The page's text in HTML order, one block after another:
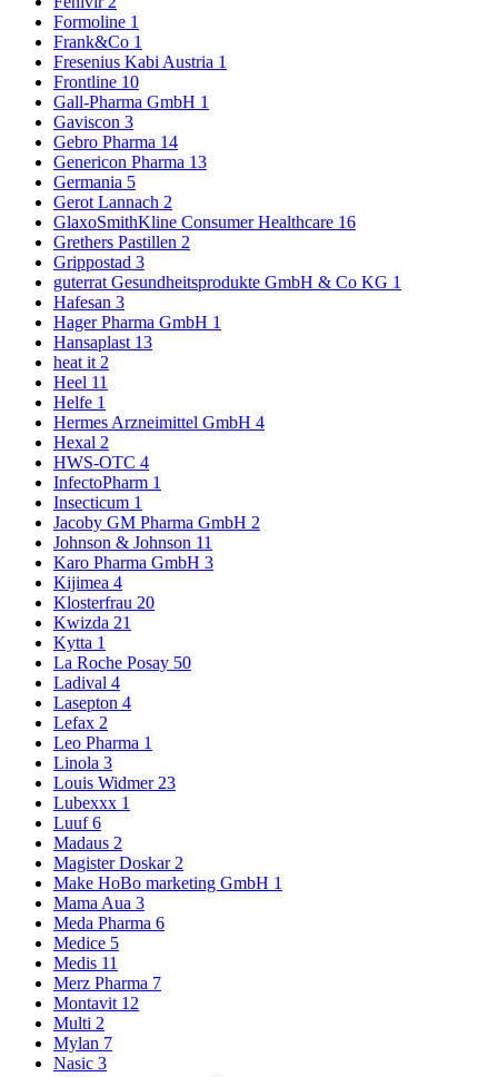
Formoline 1
Frank&Co 1
Fresenius Kabi Austria 1
Frontline 10
Gall-Pharma GmbH 1
Gaviscon 3
Gebro Pharma 14
Genericon Pharma 13
Germania 5
Gerot Lannach 2
GlaxoSmithKline Consumer Healthcare 16
Grethers Pastillen 2
Grippostad 3
guterrat Gesundheitsprodukte GmbH & Co KG 1
Hafesan 3
Hager Pharma GmbH 1
Hansaplast 13
heat it 2
Heel 11
Helfe 1
Hermes Arzneimittel GmbH 4
Hexal 2
HWS-OTC 4
InfectoPharm 1
Insecticum 1
Jacoby GM Pharma GmbH 2
Johnson & Johnson 11
Karo Pharma GmbH 3
Kijimea 4
Klosterfrau 20
Kwizda 21
Kytta 1
La Roche Posay 50
Ladival 4
Lasepton 4
Lefax 2
Leo Pharma 1
Linola 3
Louis Widmer 23
Lubexxx 1
Luuf6
Madaus 2
Magister Doskar 2
Make HoBo marketing GmbH 1
Mama Aua 3
Meda Pharma 6
Medice 5
Medis 11
Merz Pharma 7
Montavit 12
Multi 2
Mylan 7
Nasic 3